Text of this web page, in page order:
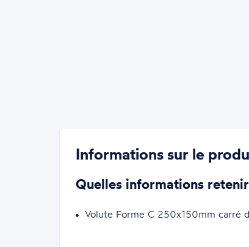
Informations sur le
Quelles informations
Volute Forme C 250x150mm carré